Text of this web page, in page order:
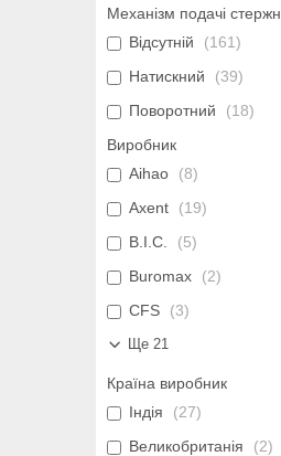
Механізм подачі
Відсутній
161
Натискний
39
Поворотний
18
Виробник
Aihao
8
Axent
19
B.I.C.
5
Buromax
2
CFS
3
Ще 21
Країна виробник
Індія
27
Великобританія
2